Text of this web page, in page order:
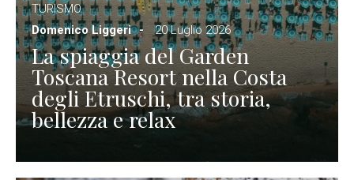
TURISMO
Domenico Liggeri
20 Luglio 2026
La spiaggia del Garden
Toscana Resort nella Costa
degli Etruschi, tra storia,
bellezza e relax